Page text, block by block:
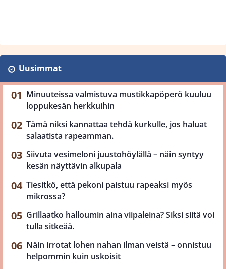
Uusimmat
Minuuteissa valmistuva mustikkapöperö kuuluu
loppukesän herkkuihin
Tämä niksi kannattaa tehdä kurkulle, jos haluat
salaatista rapeamman.
Siivuta vesimeloni juustohöylällä – näin syntyy
kesän näyttävin alkupala
Tiesitkö, että pekoni paistuu rapeaksi myös
mikrossa?
Grillaatko halloumin aina viipaleina? Siksi siitä voi
tulla sitkeää.
Näin irrotat lohen nahan ilman veistä – onnistuu
helpommin kuin uskoisit